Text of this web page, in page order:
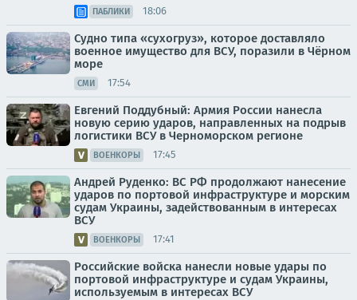
ПАБЛИКИ 18:06
Судно типа «сухогруз», которое доставляло
военное имущество для ВСУ, поразили в Чёрном
море
СМИ 17:54
Евгений Поддубный: Армия России нанесла
новую серию ударов, направленных на подрыв
логистики ВСУ в Черноморском регионе
ВОЕНКОРЫ 17:45
Андрей Руденко: ВС РФ продолжают нанесение
ударов по портовой инфраструктуре и морским
судам Украины, задействованным в интересах
ВСУ
ВОЕНКОРЫ 17:41
Российские войска нанесли новые удары по
портовой инфраструктуре и судам Украины,
используемым в интересах ВСУ